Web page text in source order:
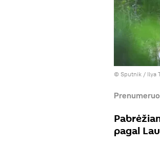
© Sputnik / Ilya
pagal